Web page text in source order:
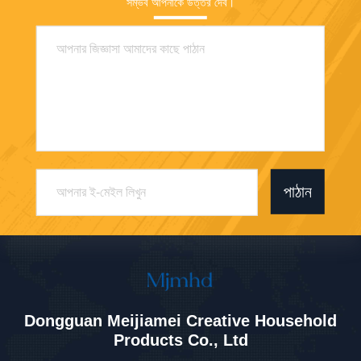
পাঠান
Dongguan Meijiamei Creative Household
Products Co., Ltd